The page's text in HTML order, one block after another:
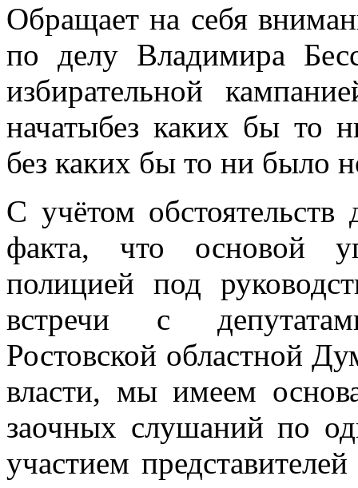
Обращает на себя
по делу Владимира
избирательной
начатыбез каких бы то
без каких бы то ни было
С учётом
факта, что основой
полицией под
встречи с
Ростовской областной
власти, мы имеем
заочных слушаний по
участием